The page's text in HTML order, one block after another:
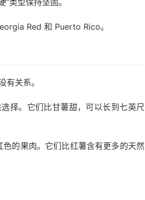
类型保持坚固。
Red 和 Puerto Rico。
有关系。
择。它们比甘薯甜，可以长到七英尺
的果肉。它们比红薯含有更多的天然